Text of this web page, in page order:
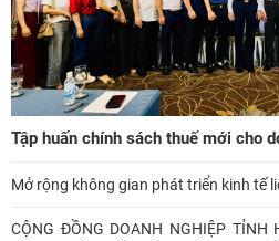
Tập huấn chính sách thuế mới cho
Mở rộng không gian phát triển kinh tế
CỘNG ĐỒNG DOANH NGHIỆP TỈNH